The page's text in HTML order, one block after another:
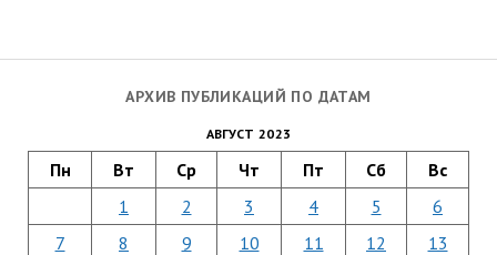
АРХИВ ПУБЛИКАЦИЙ ПО ДАТАМ
АВГУСТ 2023
Пн Вт Ср Чт Пт Сб Вс
1 2 3 4 5
6
7
8 9 10 11 12
13